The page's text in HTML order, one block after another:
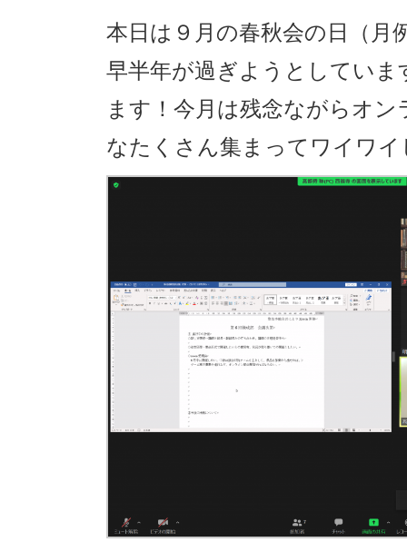
本日は９月の春秋会の日（月
早半年が過ぎようとしてい
ます！今月は残念ながらオ
なたくさん集まってワイワ